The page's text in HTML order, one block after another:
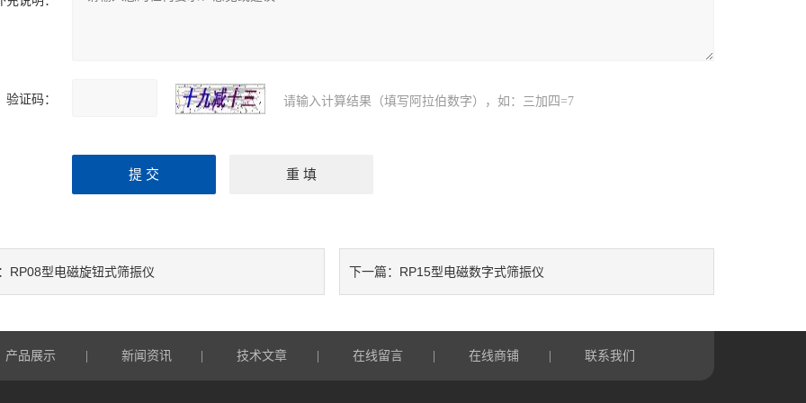
验证码： 请输入计算结果（填写阿拉伯数字），如：三加四=7
RP08型电磁旋钮式筛振仪 下一篇： RP15型电磁数字式筛振仪
产品展示 新闻资讯 技术文章 在线留言 在线商铺 联系我们